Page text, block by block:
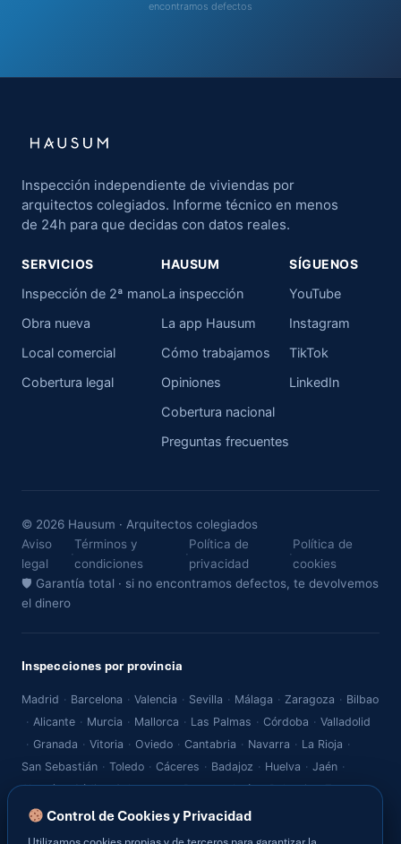
encontramos defectos
Inspección independiente de viviendas por
arquitectos colegiados. Informe técnico en menos
de 24h para que decidas con datos reales.
SERVICIOS
Inspección de 2ª mano
Obra nueva
Local comercial
Cobertura legal
HAUSUM
La inspección
La app Hausum
Cómo trabajamos
Opiniones
Cobertura nacional
Preguntas frecuentes
SÍGUENOS
YouTube
Instagram
TikTok
LinkedIn
© 2026 Hausum · Arquitectos colegiados
Aviso
legal
·
Términos y
condiciones
·
Política de
privacidad
·
Política de
cookies
🛡 Garantía total · si no encontramos defectos, te devolvemos
el dinero
Inspecciones por provincia
Madrid · Barcelona · Valencia · Sevilla · Málaga · Zaragoza · Bilbao
· Alicante · Murcia · Mallorca · Las Palmas · Córdoba · Valladolid
· Granada · Vitoria · Oviedo · Cantabria · Navarra · La Rioja ·
San Sebastián · Toledo · Cáceres · Badajoz · Huelva · Jaén ·
Almería · Cádiz · Salamanca · Burgos · León · Palencia · Zamora ·
Segovia · Ávila · Soria · Guadalajara · Cuenca
Control de Cookies y Privacidad